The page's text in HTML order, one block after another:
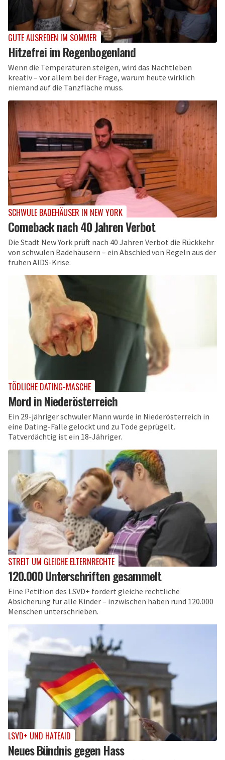
GUTE AUSREDEN IM SOMMER
Hitzefrei im Regenbogenland
Wenn die Temperaturen steigen, wird das Nachtleben
kreativ – vor allem bei der Frage, warum heute wirklich
niemand auf die Tanzfläche muss.
SCHWULE BADEHÄUSER IN NEW YORK
Comeback nach 40 Jahren Verbot
Die Stadt New York prüft nach 40 Jahren Verbot die Rückkehr
von schwulen Badehäusern – ein Abschied von Regeln aus der
frühen AIDS-Krise.
TÖDLICHE DATING-MASCHE
Mord in Niederösterreich
Ein 29-jähriger schwuler Mann wurde in Niederösterreich in
eine Dating-Falle gelockt und zu Tode geprügelt.
Tatverdächtig ist ein 18-Jähriger.
STREIT UM GLEICHE ELTERNRECHTE
120.000 Unterschriften gesammelt
Eine Petition des LSVD+ fordert gleiche rechtliche
Absicherung für alle Kinder – inzwischen haben rund 120.000
Menschen unterschrieben.
LSVD+ UND HATEAID
Neues Bündnis gegen Hass